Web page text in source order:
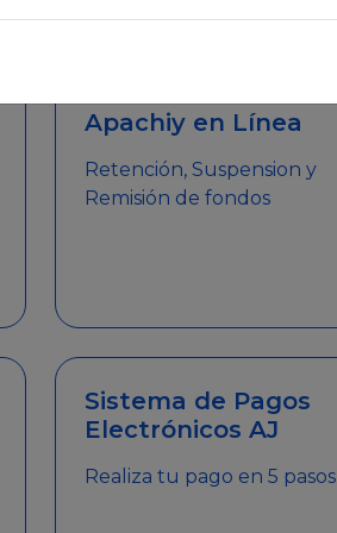
Apachiy en Línea
Retención, Suspension y
Remisión de fondos
Sistema de Pagos
Electrónicos AJ
Realiza tu pago en 5 pasos